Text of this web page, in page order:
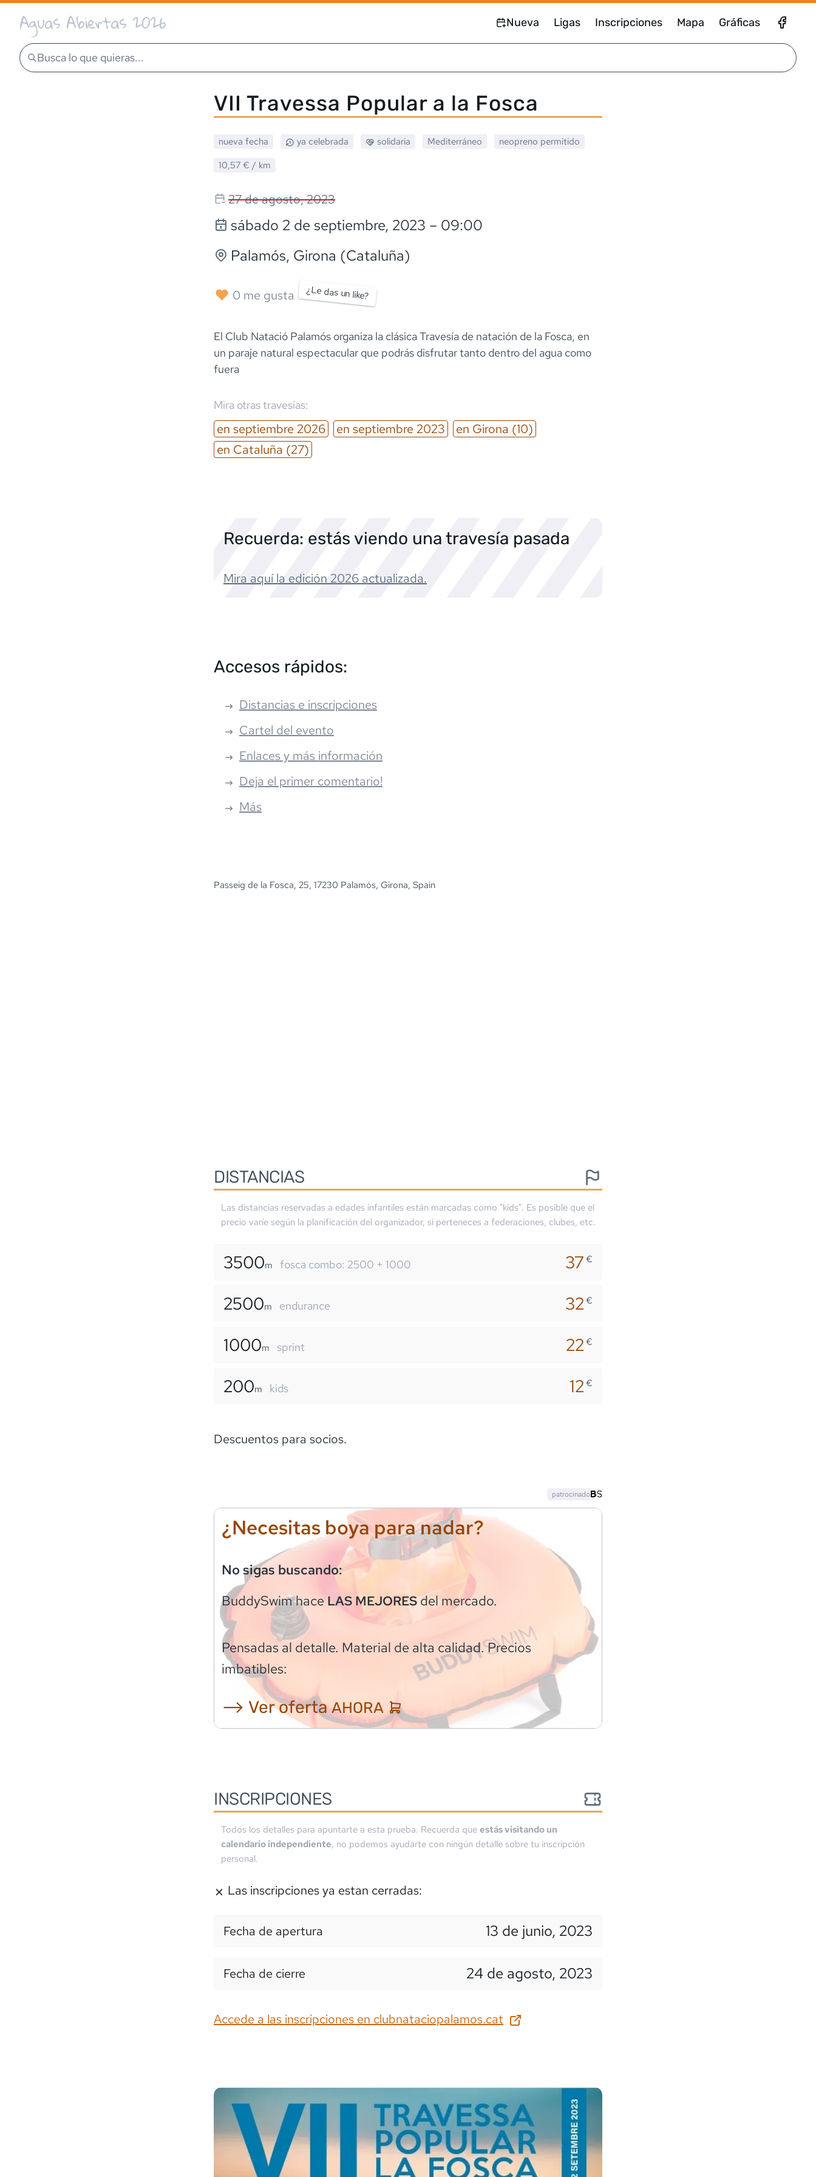
Aguas Abiertas 2026 Nueva Ligas Inscripciones Mapa Gráficas
Busca lo que quieras...
VII Travessa Popular a la Fosca
nueva fecha ya celebrada solidaria Mediterráneo neopreno permitido
10,57 € / km
27 de agosto, 2023
sábado 2 de septiembre, 2023 – 09:00
Palamós, Girona (Cataluña)
0 me gusta ¿Le das un like?
El Club Natació Palamós organiza la clásica Travesía de natación de la Fosca, en
un paraje natural espectacular que podrás disfrutar tanto dentro del agua como
fuera
Mira otras travesías:
en septiembre 2026 en septiembre 2023 en Girona (10)
en Cataluña (27)
Recuerda: estás viendo una travesía pasada
Mira aquí la edición 2026 actualizada.
Accesos rápidos:
Distancias e inscripciones
Cartel del evento
Enlaces y más información
Deja el primer comentario!
Más
Passeig de la Fosca, 25, 17230 Palamós, Girona, Spain
DISTANCIAS
Las distancias reservadas a edades infantiles están marcadas como "kids". Es posible que el
precio varíe según la planificación del organizador, si perteneces a federaciones, clubes, etc.
3500m fosca combo: 2500 + 1000 37€
2500m endurance 32€
1000m sprint 22€
200m kids 12€
Descuentos para socios.
¿Necesitas boya para nadar?
No sigas buscando:
BuddySwimhaceLAS MEJORESdel mercado.
Pensadas al detalle. Material de alta calidad. Precios
imbatibles:
⟶ Ver ofertaAHORA
patrocinado
INSCRIPCIONES
Todos los detalles para apuntarte a esta prueba. Recuerda que estás visitando un
calendario independiente, no podemos ayudarte con ningún detalle sobre tu inscripción
personal.
Las inscripciones ya estan cerradas:
Fecha de apertura 13 de junio, 2023
Fecha de cierre 24 de agosto, 2023
Accede a las inscripciones en clubnataciopalamos.cat